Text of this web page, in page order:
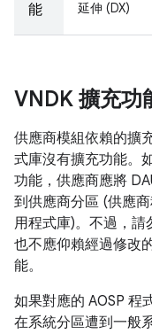
能
延伸 (DX)
VNDK 擴充功
供應商模組依賴的擴
式庫沒有擴充功能。
功能，供應商應將
到供應商分區 (供應
用程式庫)。不過，
也不應仰賴經過修改
能。
如果對應的 AOSP 程
在系統分區遭到一般